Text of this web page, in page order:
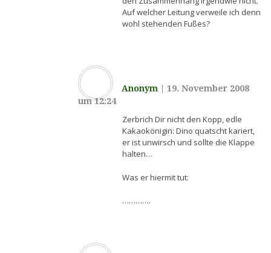
Auf welcher Leitung verweile ich denn
wohl stehenden Fußes?
Anonym
19. November 2008
um 12:24
Zerbrich Dir nicht den Kopp, edle
Kakaokönigin: Dino quatscht kariert,
er ist unwirsch und sollte die Klappe
halten…
Was er hiermit tut:
………….